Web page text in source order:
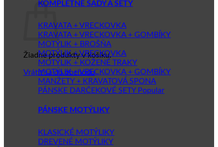
Žiadne produkty v košíku.
Vrátiť sa do obchodu
KOMPLETNÉ SADY A SETY
KRAVATA + VRECKOVKA
KRAVATA + VRECKOVKA + GOMBÍKY
MOTÝLIK + BROŠŇA
MOTÝLIK + VRECKOVKA
MOTÝLIK + KOŽENÉ TRAKY
MOTÝLIK + VRECKOVKA + GOMBÍKY
MANŽETY + KRAVATOVÁ SPONA
PÁNSKE DARČEKOVÉ SETY
PÁNSKE MOTÝLIKY
KLASICKÉ MOTÝLIKY
DREVENÉ MOTÝLIKY